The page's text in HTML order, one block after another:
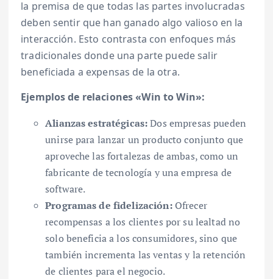
la premisa de que todas las partes involucradas
deben sentir que han ganado algo valioso en la
interacción. Esto contrasta con enfoques más
tradicionales donde una parte puede salir
beneficiada a expensas de la otra.
Ejemplos de relaciones «Win to Win»:
Alianzas estratégicas:Dos empresas pueden
unirse para lanzar un producto conjunto que
aproveche las fortalezas de ambas, como un
fabricante de tecnología y una empresa de
software.
Programas de fidelización:Ofrecer
recompensas a los clientes por su lealtad no
solo beneficia a los consumidores, sino que
también incrementa las ventas y la retención
de clientes para el negocio.